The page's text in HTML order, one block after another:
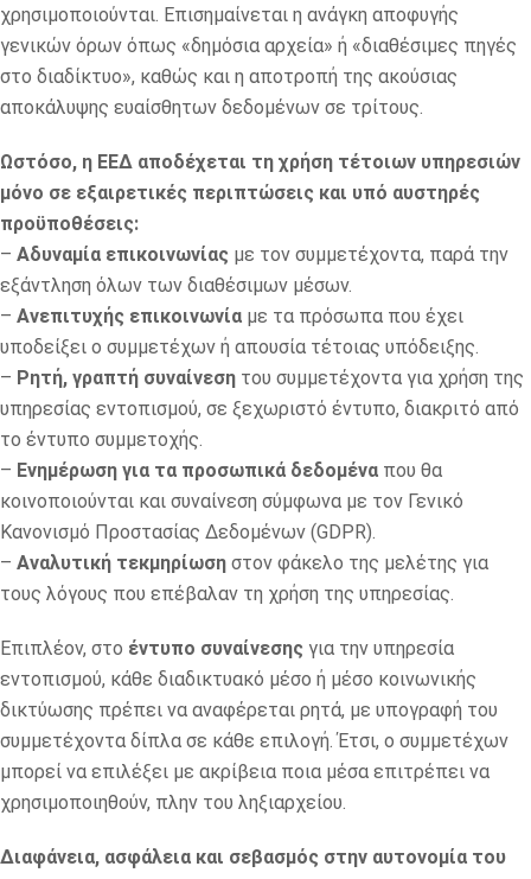
χρησιμοποιούνται. Επισημαίνεται η ανάγκη αποφυγής
γενικών όρων όπως «δημόσια αρχεία» ή «διαθέσιμες πηγές
στο διαδίκτυο», καθώς και η αποτροπή της ακούσιας
αποκάλυψης ευαίσθητων δεδομένων σε τρίτους.
Ωστόσο, η ΕΕΔ αποδέχεται τη χρήση τέτοιων υπηρεσιών
μόνο σε εξαιρετικές περιπτώσεις και υπό αυστηρές
προϋποθέσεις:
– Αδυναμία επικοινωνίας με τον συμμετέχοντα, παρά την
εξάντληση όλων των διαθέσιμων μέσων.
– Ανεπιτυχής επικοινωνία με τα πρόσωπα που έχει
υποδείξει ο συμμετέχων ή απουσία τέτοιας υπόδειξης.
– Ρητή, γραπτή συναίνεση του συμμετέχοντα για χρήση της
υπηρεσίας εντοπισμού, σε ξεχωριστό έντυπο, διακριτό από
το έντυπο συμμετοχής.
– Ενημέρωση για τα προσωπικά δεδομένα που θα
κοινοποιούνται και συναίνεση σύμφωνα με τον Γενικό
Κανονισμό Προστασίας Δεδομένων (GDPR).
– Αναλυτική τεκμηρίωση στον φάκελο της μελέτης για
τους λόγους που επέβαλαν τη χρήση της υπηρεσίας.
Επιπλέον, στο έντυπο συναίνεσης για την υπηρεσία
εντοπισμού, κάθε διαδικτυακό μέσο ή μέσο κοινωνικής
δικτύωσης πρέπει να αναφέρεται ρητά, με υπογραφή του
συμμετέχοντα δίπλα σε κάθε επιλογή. Έτσι, ο συμμετέχων
μπορεί να επιλέξει με ακρίβεια ποια μέσα επιτρέπει να
χρησιμοποιηθούν, πλην του ληξιαρχείου.
Διαφάνεια, ασφάλεια και σεβασμός στην αυτονομία του